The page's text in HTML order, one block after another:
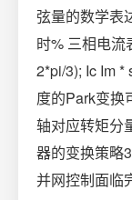
弦量的数学表
时% 三相电流
2*pi/3); Ic Im
度的Park变换
轴对应转矩分
器的变换策略
并网控制面临